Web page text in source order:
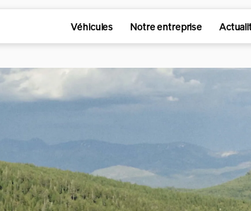
Véhicules Notre entreprise